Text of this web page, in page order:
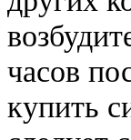
часов
купить